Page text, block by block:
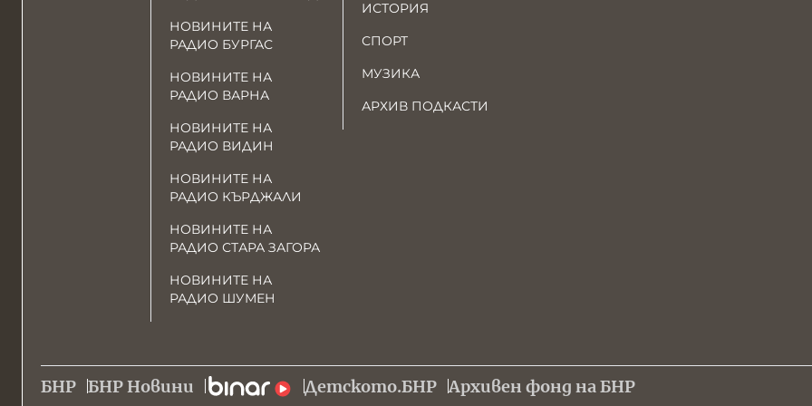
НОВИНИТЕ НА
РАДИО БУРГАС
НОВИНИТЕ НА
РАДИО ВАРНА
НОВИНИТЕ НА
РАДИО ВИДИН
НОВИНИТЕ НА
РАДИО КЪРДЖАЛИ
НОВИНИТЕ НА
РАДИО СТАРА ЗАГОРА
НОВИНИТЕ НА
РАДИО ШУМЕН
ИСТОРИЯ
СПОРТ
МУЗИКА
АРХИВ ПОДКАСТИ
БНР БНР Новини Детското.БНР Архивен фонд на БНР